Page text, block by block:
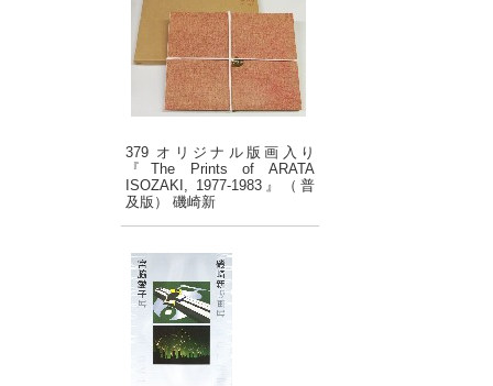
379 オリジナル版画入り
『The Prints of ARATA
ISOZAKI, 1977-1983』（普
及版） 磯崎新